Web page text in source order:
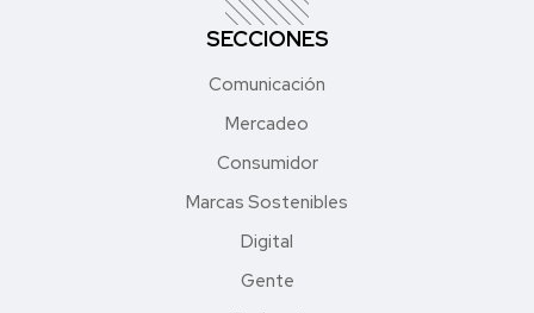
SECCIONES
Comunicación
Mercadeo
Consumidor
Marcas Sostenibles
Digital
Gente